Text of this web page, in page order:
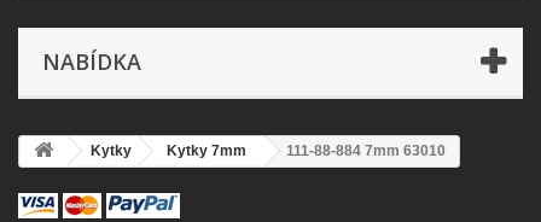
NABÍDKA
Kytky Kytky 7mm 111-88-884 7mm 63010